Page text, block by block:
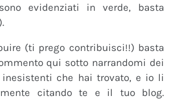
evidenziati in verde, basta
(ti prego contribuisci!!) basta
qui sotto narrandomi dei
che hai trovato, e io li
citando te e il tuo blog.